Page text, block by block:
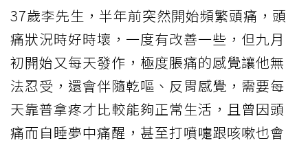
37歲李先生，半年前突然開始頻繁頭痛，頭
痛狀況時好時壞，一度有改善一些，但九月
初開始又每天發作，極度脹痛的感覺讓他無
法忍受，還會伴隨乾嘔、反胃感覺，需要每
天靠普拿疼才比較能夠正常生活，且曾因頭
痛而自睡夢中痛醒，甚至打噴嚏跟咳嗽也會